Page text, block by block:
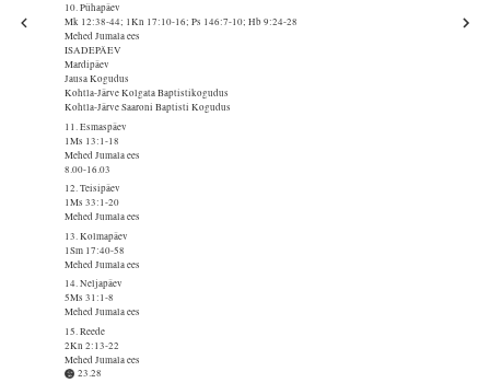
10. Pühapäev
Mk 12:38-44; 1Kn 17:10-16; Ps 146:7-10; Hb 9:24-28
Mehed Jumala ees
ISADEPÄEV
Mardipäev
Jausa Kogudus
Kohtla-Järve Kolgata Baptistikogudus
Kohtla-Järve Saaroni Baptisti Kogudus
11. Esmaspäev
1Ms 13:1-18
Mehed Jumala ees
8.00-16.03
12. Teisipäev
1Ms 33:1-20
Mehed Jumala ees
13. Kolmapäev
1Sm 17:40-58
Mehed Jumala ees
14. Neljapäev
5Ms 31:1-8
Mehed Jumala ees
15. Reede
2Kn 2:13-22
Mehed Jumala ees
23.28